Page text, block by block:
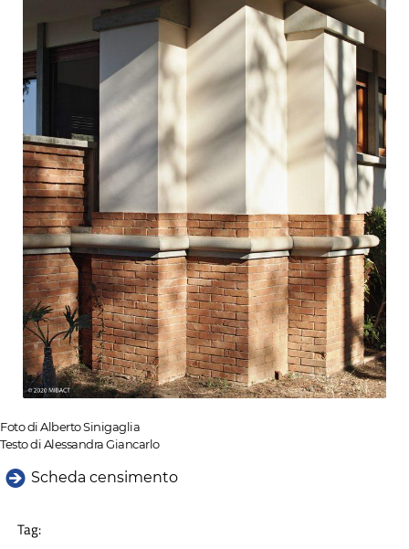
Foto di Alberto Sinigaglia
Testo di Alessandra Giancarlo
Scheda censimento
Tag: